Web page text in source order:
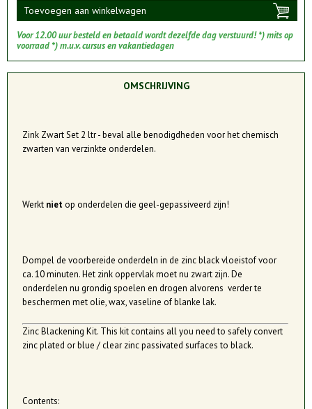
Toevoegen aan winkelwagen
Voor 12.00 uur besteld en betaald wordt dezelfde dag verstuurd! *) mits op
voorraad *) m.u.v. cursus en vakantiedagen
OMSCHRIJVING
Zink Zwart Set 2 ltr - beval alle benodigdheden voor het chemisch
zwarten van verzinkte onderdelen.
Werkt nietop onderdelen die geel-gepassiveerd zijn!
Dompel de voorbereide onderdeln in de zinc black vloeistof voor
ca. 10 minuten. Het zink oppervlak moet nu zwart zijn. De
onderdelen nu grondig spoelen en drogen alvorens verder te
beschermen met olie, wax, vaseline of blanke lak.
Zinc Blackening Kit. This kit contains all you need to safely convert
zinc plated or blue / clear zinc passivated surfaces to black.
Contents: